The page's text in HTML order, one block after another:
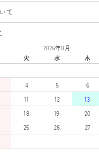
て
2026年8月
火 水 木
4 5 6
11 12 13
18 19 20
25 26 27